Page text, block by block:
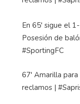
En 65' sigue el
Posesión de
#SportingFC
67' Amarilla
reclamos |